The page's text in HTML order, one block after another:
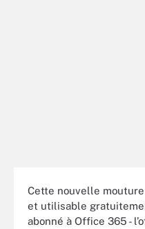
Cette nouvelle
et utilisable
abonné à Office 365 -